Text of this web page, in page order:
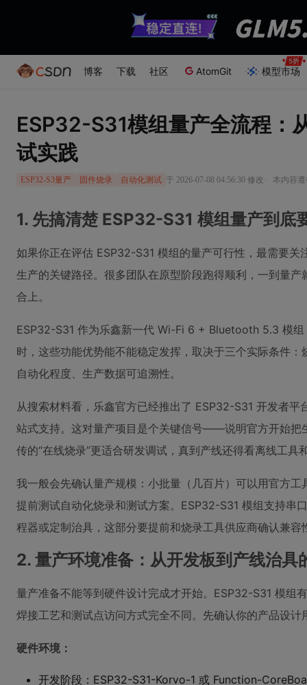
博客 下载 社区 AtomGit 模型市场
ESP32-S31模组量产全流程：
试实践
ESP32-S3量产 固件烧录 自动化测试 于 2026-07-08 04:56:30 修改 · 本内容
1. 先搞清楚 ESP32-S31 模组量产到底
如果你正在评估 ESP32-S31 模组的量产可行性，最需要关
生产的关键路径。很多团队在原型阶段跑得顺利，一到量
合上。
ESP32-S31 作为乐鑫新一代 Wi-Fi 6 + Bluetooth 5.3 模
时，这些功能优势能不能稳定发挥，取决于三个实际条件
自动化程度、生产数据可追溯性。
从搜索材料看，乐鑫官方已经推出了 ESP32-S31 开发者平
站式支持。这对量产项目是个关键信号——说明官方开始把
传的“在线烧录”更适合研发调试，真到产线还得看离线工具
我一般会先确认量产规模：小批量（几百片）可以用官方
提前测试自动化烧录和测试方案。ESP32-S31 模组支持串
程器或定制治具，这部分要提前和烧录工具供应商确认兼容
2. 量产环境准备：从开发板到产线治具
量产准备不能等到硬件设计完成才开始。ESP32-S31 模组
焊接工艺和测试点访问方式完全不同。先确认你的产品设计
硬件环境：
开发阶段：ESP32-S31-Korvo-1 或 Function-